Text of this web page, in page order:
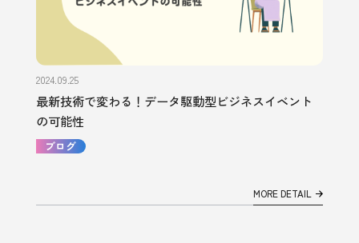
2024.09.25
最新技術で変わる！データ駆動型ビジネスイベント
の可能性
ブログ
MORE DETAIL